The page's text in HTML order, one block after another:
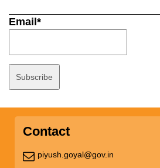
Email*
Contact
piyush.goyal@gov.in